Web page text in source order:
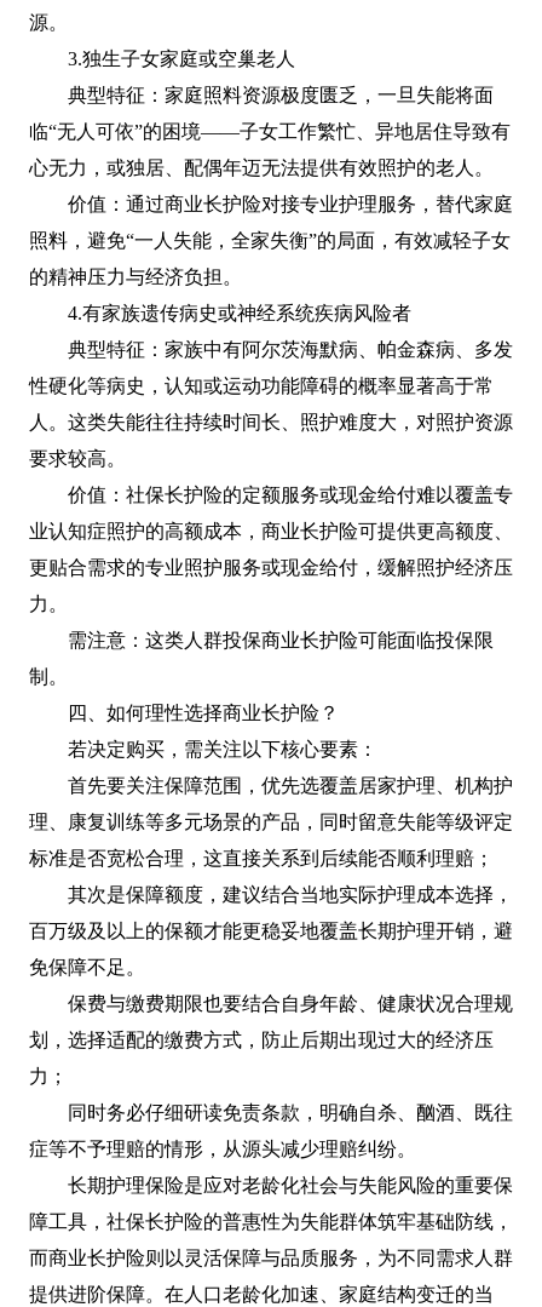
源。
3.独生子女家庭或空巢老人
典型特征：家庭照料资源极度匮乏，一旦失能将面
临“无人可依”的困境——子女工作繁忙、异地居住导致有
心无力，或独居、配偶年迈无法提供有效照护的老人。
价值：通过商业长护险对接专业护理服务，替代家庭
照料，避免“一人失能，全家失衡”的局面，有效减轻子女
的精神压力与经济负担。
4.有家族遗传病史或神经系统疾病风险者
典型特征：家族中有阿尔茨海默病、帕金森病、多发
性硬化等病史，认知或运动功能障碍的概率显著高于常
人。这类失能往往持续时间长、照护难度大，对照护资源
要求较高。
价值：社保长护险的定额服务或现金给付难以覆盖专
业认知症照护的高额成本，商业长护险可提供更高额度、
更贴合需求的专业照护服务或现金给付，缓解照护经济压
力。
需注意：这类人群投保商业长护险可能面临投保限
制。
四、如何理性选择商业长护险？
若决定购买，需关注以下核心要素：
首先要关注保障范围，优先选覆盖居家护理、机构护
理、康复训练等多元场景的产品，同时留意失能等级评定
标准是否宽松合理，这直接关系到后续能否顺利理赔；
其次是保障额度，建议结合当地实际护理成本选择，
百万级及以上的保额才能更稳妥地覆盖长期护理开销，避
免保障不足。
保费与缴费期限也要结合自身年龄、健康状况合理规
划，选择适配的缴费方式，防止后期出现过大的经济压
力；
同时务必仔细研读免责条款，明确自杀、酗酒、既往
症等不予理赔的情形，从源头减少理赔纠纷。
长期护理保险是应对老龄化社会与失能风险的重要保
障工具，社保长护险的普惠性为失能群体筑牢基础防线，
而商业长护险则以灵活保障与品质服务，为不同需求人群
提供进阶保障。在人口老龄化加速、家庭结构变迁的当